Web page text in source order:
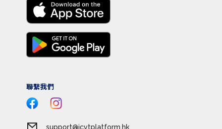
聯繫我們
support@jcvtplatform.hk